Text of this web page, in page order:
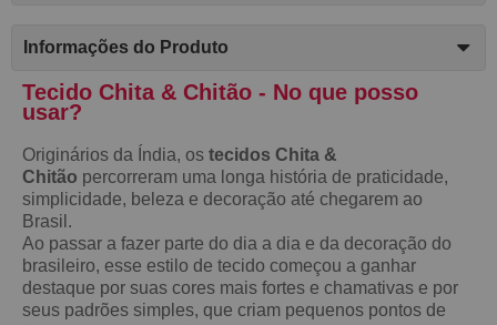
Informações do Produto
Tecido Chita & Chitão - No que posso
usar?
Originários da Índia, os tecidos Chita &
Chitão percorreram uma longa história de praticidade,
simplicidade, beleza e decoração até chegarem ao
Brasil.
Ao passar a fazer parte do dia a dia e da decoração do
brasileiro, esse estilo de tecido começou a ganhar
destaque por suas cores mais fortes e chamativas e por
seus padrões simples, que criam pequenos pontos de